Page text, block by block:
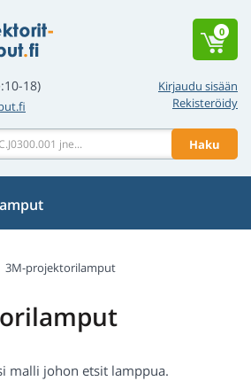
Kirjaudu sisään
Rekisteröidy
18)
Haku
0
3M-projektorilamput
malli johon etsit lamppua.